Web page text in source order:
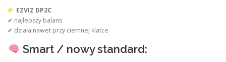
EZVIZ DP2C
✔ najlepszy balans
✔ działa nawet przy ciemnej klatce
Smart / nowy standard: